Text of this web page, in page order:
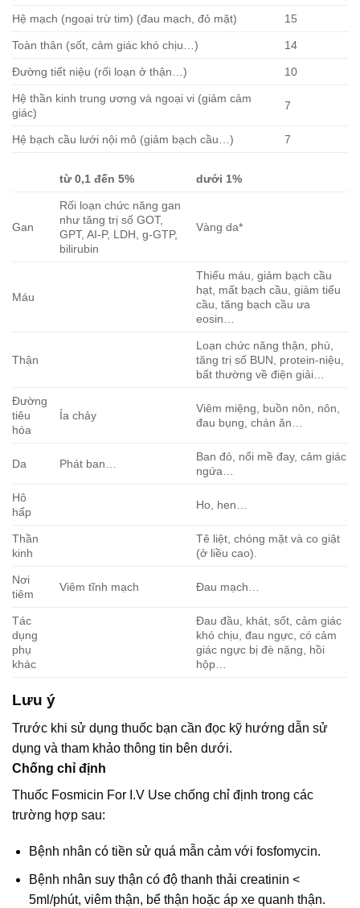
Hệ mạch (ngoại trừ tim) (đau mạch, đỏ mặt) 15
Toàn thân (sốt, cảm giác khó chịu…) 14
Đường tiết niệu (rối loạn ở thận…) 10
Hệ thần kinh trung ương và ngoại vi (giảm cảm
giác)
7
Hệ bạch cầu lưới nội mô (giảm bạch cầu…) 7
từ 0,1 đến 5% dưới 1%
Gan
Rối loạn chức năng gan
như tăng trị số GOT,
GPT, AI-P, LDH, g-GTP,
bilirubin
Vàng da*
Máu
Thiếu máu, giảm bạch cầu
hạt, mất bạch cầu, giảm tiểu
cầu, tăng bạch cầu ưa
eosin…
Thận
Loạn chức năng thận, phù,
tăng trị số BUN, protein-niệu,
bất thường về điện giải…
Đường
tiêu
hóa
Ỉa chảy
Viêm miệng, buồn nôn, nôn,
đau bụng, chán ăn…
Da Phát ban…
Ban đỏ, nổi mề đay, cảm giác
ngứa…
Hô
hấp
Ho, hen…
Thần
kinh
Tê liệt, chóng mặt và co giật
(ở liều cao).
Nơi
tiêm
Viêm tĩnh mạch Đau mạch…
Tác
dụng
phụ
khác
Đau đầu, khát, sốt, cảm giác
khó chịu, đau ngực, có cảm
giác ngực bị đè nặng, hồi
hộp…
Lưu ý
Trước khi sử dụng thuốc bạn cần đọc kỹ hướng dẫn sử
dụng và tham khảo thông tin bên dưới.
Chống chỉ định
Thuốc Fosmicin For I.V Use chống chỉ định trong các
trường hợp sau:
Bệnh nhân có tiền sử quá mẫn cảm với fosfomycin.
Bệnh nhân suy thận có độ thanh thải creatinin <
5ml/phút, viêm thận, bể thận hoặc áp xe quanh thận.